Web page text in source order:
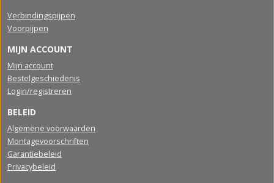
Verbindingspijpen
Voorpijpen
MIJN ACCOUNT
Mijn account
Bestelgeschiedenis
Login/registreren
BELEID
Algemene voorwaarden
Montagevoorschriften
Garantiebeleid
Privacybeleid